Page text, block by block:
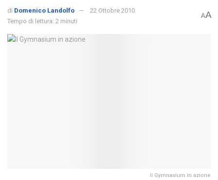
di Domenico Landolfo
22 Ottobre 2010
Tempo di lettura: 2 minuti
AA
Il Gymnasium in azione